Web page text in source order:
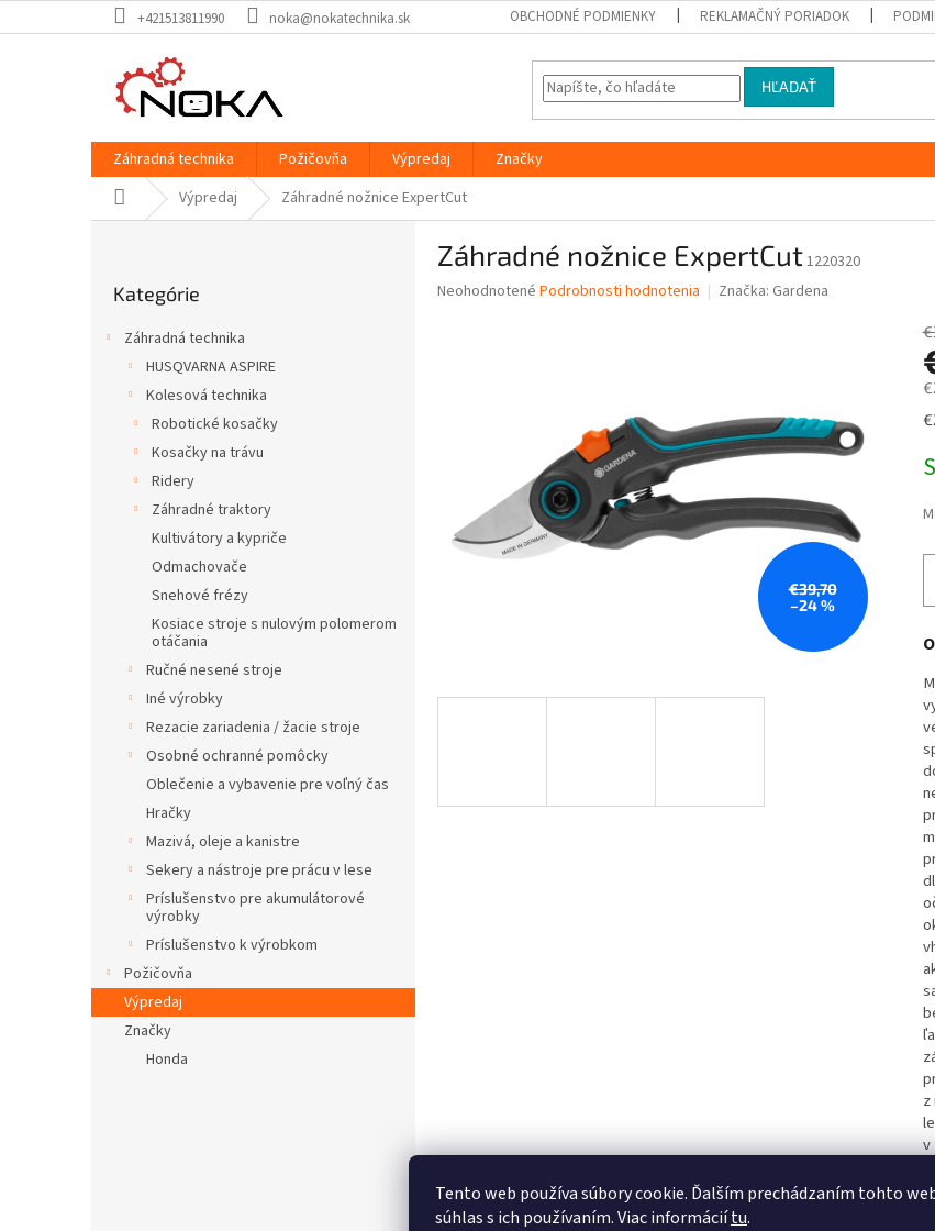
Tento web používa súbory cookie. Ďalším prechádzaním tohto
súhlas s ich používaním. Viac informáciítu.
na
+421513811990 noka@nokatechnika.sk OBCHODNÉ PODMIENKY REKLAMAČNÝ PORIADOK
HĽADAŤ
Záhradná technika Požičovňa Výpredaj
Značky
DomovVýpredaj Záhradné nožnice ExpertCut
kategórie
Kategórie
Záhradná technika
HUSQVARNA ASPIRE
Kolesová technika
Robotické kosačky
Kosačky na trávu
Ridery
Záhradné traktory
Kultivátory a kypriče
Odmachovače
Snehové frézy
Kosiace stroje s nulovým polomerom
otáčania
Ručné nesené stroje
Iné výrobky
Rezacie zariadenia / žacie stroje
Osobné ochranné pomôcky
Oblečenie a vybavenie pre voľný čas
Hračky
Mazivá, oleje a kanistre
Sekery a nástroje pre prácu v lese
Príslušenstvo pre akumulátorové
výrobky
Príslušenstvo k výrobkom
Požičovňa
Výpredaj
Značky
Honda
Záhradné nožnice ExpertCut1220320
Priemerné
Neohodnotené Podrobnosti hodnotenia Značka: Gardena
€39,70
–24 %
v